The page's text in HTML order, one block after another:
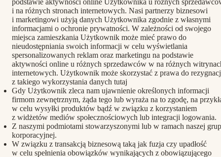
podstawie aktywności online Użytkownika u różnych
i na różnych stronach internetowych. Nasi partnerzy biznesowi
i marketingowi użyją danych Użytkownika zgodnie z własnymi
informacjami o ochronie prywatności. W zależności od swojego
miejsca zamieszkania Użytkownik może mieć prawo do
nieudostępniania swoich informacji w celu wyświetlania
spersonalizowanych reklam oraz marketingu na podstawie
aktywności online u różnych sprzedawców w na różnych
internetowych. Użytkownik może skorzystać z prawa do
z takiego wykorzystania danych tutaj
Gdy Użytkownik zleca nam ujawnienie określonych informacji
firmom zewnętrznym, żąda tego lub wyraża na to zgodę, na
w celu wysyłki produktów bądź w związku z korzystaniem
z widżetów mediów społecznościowych lub integracji logowania.
Z naszymi podmiotami stowarzyszonymi lub w ramach naszej
korporacyjnej.
W związku z transakcją biznesową taką jak fuzja czy upadłość
w celu spełnienia obowiązków wynikających z obowiązującego